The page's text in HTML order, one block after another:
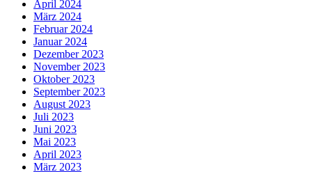
April 2024
März 2024
Februar 2024
Januar 2024
Dezember 2023
November 2023
Oktober 2023
September 2023
August 2023
Juli 2023
Juni 2023
Mai 2023
April 2023
März 2023